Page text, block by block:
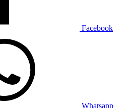
Facebook
Whatsapp